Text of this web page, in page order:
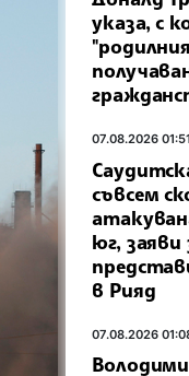
указа, с
07.08.2026 01:51
съвсем
юг,
в Рияд
07.08.2026